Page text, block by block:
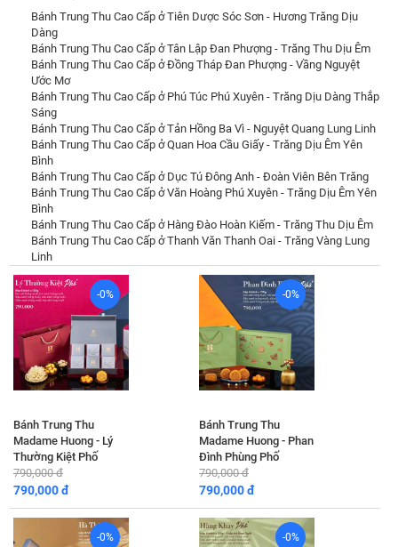
Bánh Trung Thu Cao Cấp ở Tiên Dược Sóc Sơn - Hương Trăng Dịu
Dàng
Bánh Trung Thu Cao Cấp ở Tân Lập Đan Phượng - Trăng Thu Dịu Êm
Bánh Trung Thu Cao Cấp ở Đồng Tháp Đan Phượng - Vầng Nguyệt
Ước Mơ
Bánh Trung Thu Cao Cấp ở Phú Túc Phú Xuyên - Trăng Dịu Dàng Thắp
Sáng
Bánh Trung Thu Cao Cấp ở Tản Hồng Ba Vì - Nguyệt Quang Lung Linh
Bánh Trung Thu Cao Cấp ở Quan Hoa Cầu Giấy - Trăng Dịu Êm Yên
Bình
Bánh Trung Thu Cao Cấp ở Dục Tú Đông Anh - Đoàn Viên Bên Trăng
Bánh Trung Thu Cao Cấp ở Văn Hoàng Phú Xuyên - Trăng Dịu Êm Yên
Bình
Bánh Trung Thu Cao Cấp ở Hàng Đào Hoàn Kiếm - Trăng Thu Dịu Êm
Bánh Trung Thu Cao Cấp ở Thanh Văn Thanh Oai - Trăng Vàng Lung
Linh
-0%
Bánh Trung Thu
Madame Huong - Lý
Thường Kiệt Phố
790,000 đ
790,000 đ
-0%
Bánh Trung Thu
Madame Huong - Phan
Đình Phùng Phố
790,000 đ
790,000 đ
-0% -0%